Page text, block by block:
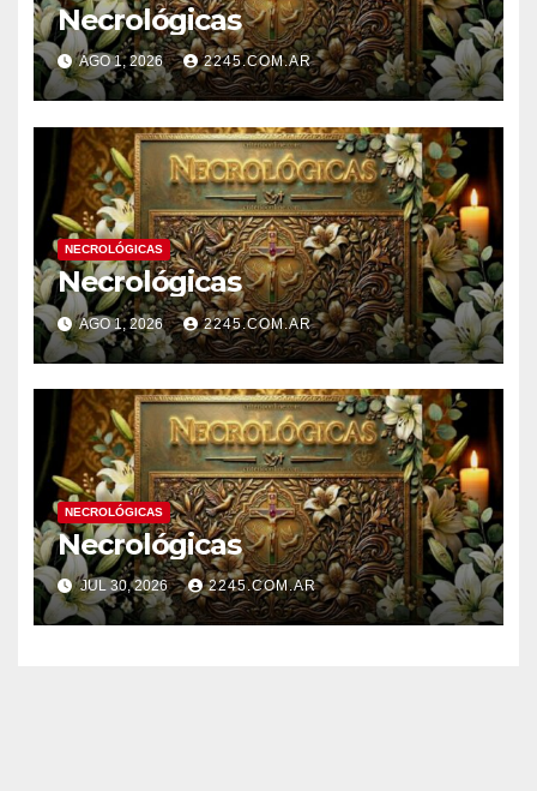
Necrológicas
AGO 1, 2026 2245.COM.AR
NECROLÓGICAS
Necrológicas
AGO 1, 2026 2245.COM.AR
NECROLÓGICAS
Necrológicas
JUL 30, 2026 2245.COM.AR